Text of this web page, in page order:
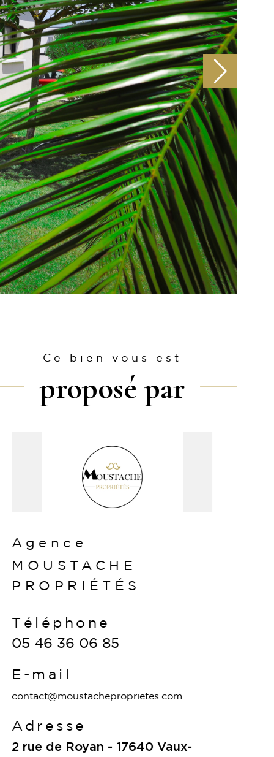
Ce bien vous est
proposé par
Agence
MOUSTACHE
PROPRIÉTÉS
Téléphone
05 46 36 06 85
E-mail
contact@moustacheproprietes.com
Adresse
2 rue de Royan - 17640 Vaux-